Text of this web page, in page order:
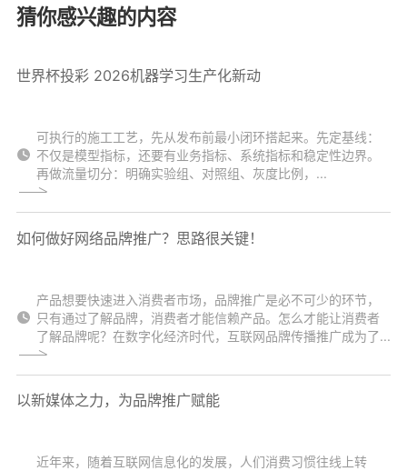
猜你感兴趣的内容
世界杯投彩 2026机器学习生产化新动
可执行的施工工艺，先从发布前最小闭环搭起来。先定基线：
不仅是模型指标，还要有业务指标、系统指标和稳定性边界。
再做流量切分：明确实验组、对照组、灰度比例，...
如何做好网络品牌推广？思路很关键！
产品想要快速进入消费者市场，品牌推广是必不可少的环节，
只有通过了解品牌，消费者才能信赖产品。怎么才能让消费者
了解品牌呢？在数字化经济时代，互联网品牌传播推广成为了...
以新媒体之力，为品牌推广赋能
近年来，随着互联网信息化的发展，人们消费习惯往线上转